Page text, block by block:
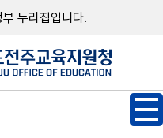
누리집입니다.